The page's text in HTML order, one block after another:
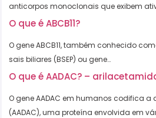
anticorpos monoclonais que exibem
O que é ABCB11?
O gene ABCB11, também conhecido
sais biliares (BSEP) ou gene…
O que é AADAC? –
O gene AADAC em humanos codifica
(AADAC), uma proteína envolvida em